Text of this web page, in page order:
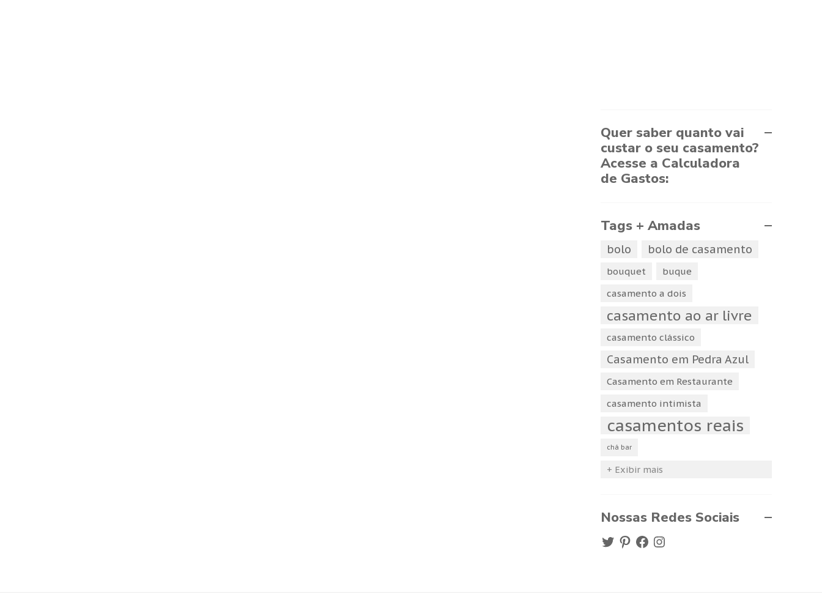
Quer saber quanto vai
custar o seu casamento?
Acesse a Calculadora
de Gastos:
Tags + Amadas
bolo bolo de casamento
bouquet
buque
casamento a dois
casamento ao ar livre
casamento clássico
Casamento em Pedra Azul
Casamento em Restaurante
casamento intimista
casamentos reais
chá bar
+ Exibir mais
Nossas Redes Sociais